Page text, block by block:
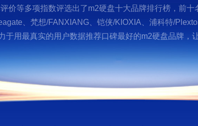
价等多项指数评选出了m2硬盘十大品牌排行榜，前
、梵想/FANXIANG、铠侠/KIOXIA、浦科特/
于用最真实的用户数据推荐口碑最好的m2硬盘品牌，